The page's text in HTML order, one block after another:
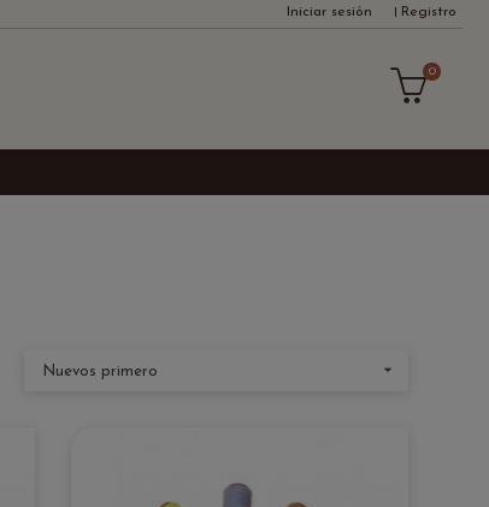
Iniciar sesión Registro
0
Nuevos primero 